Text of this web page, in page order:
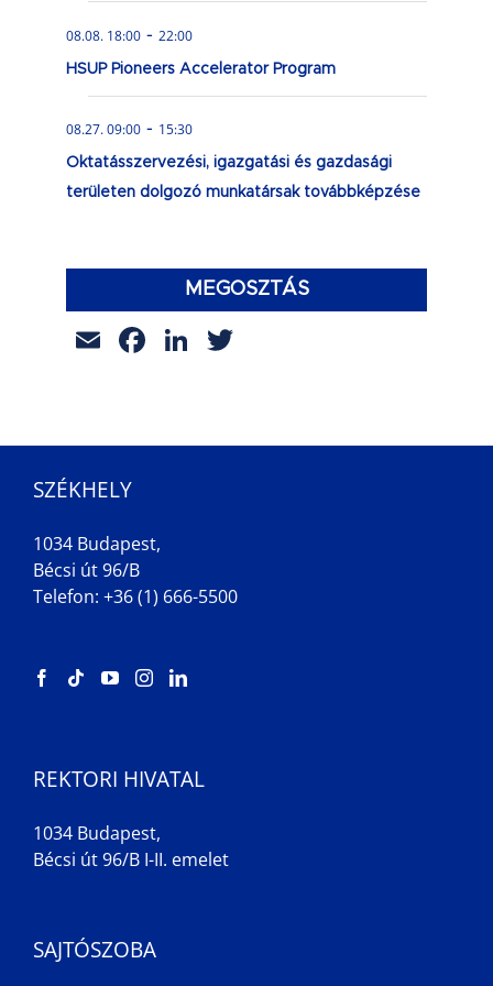
08.08. 18:00 - 22:00
HSUP Pioneers Accelerator Program
08.27. 09:00 - 15:30
Oktatásszervezési, igazgatási és gazdasági
területen dolgozó munkatársak továbbképzése
MEGOSZTÁS
EmailFacebook
LinkedIn
SZÉKHELY
1034 Budapest,
Bécsi út 96/B
Telefon: +36 (1) 666-5500
REKTORI HIVATAL
1034 Budapest,
Bécsi út 96/B I-II. emelet
SAJTÓSZOBA